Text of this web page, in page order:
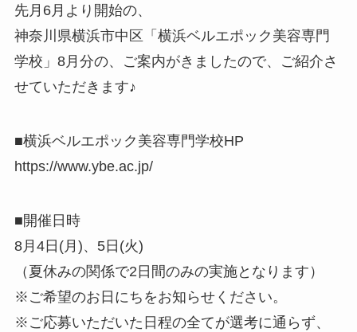
先月6月より開始の、
神奈川県横浜市中区「横浜ベルエポック美容専門
学校」8月分の、ご案内がきましたので、ご紹介さ
せていただきます♪
■横浜ベルエポック美容専門学校HP
https://www.ybe.ac.jp/
■開催日時
8月4日(月)、5日(火)
（夏休みの関係で2日間のみの実施となります）
※ご希望のお日にちをお知らせください。
※ご応募いただいた日程の全てが選考に通らず、